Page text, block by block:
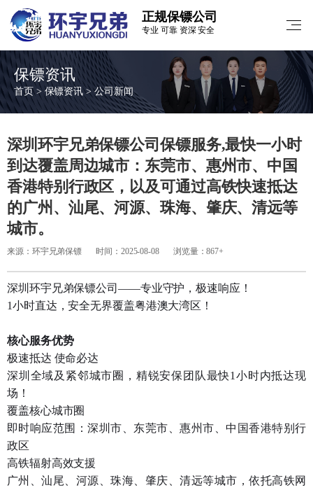
正规保镖公司
专业 可靠 资深 安全
保镖资讯
首页> 保镖资讯>公司新闻
深圳环宇兄弟保镖公司保镖服务,最快一小时
到达覆盖周边城市：东莞市、惠州市、中国
香港特别行政区，以及可通过高铁快速抵达
的广州、汕尾、河源、珠海、肇庆、清远等
城市。
来源：环宇兄弟保镖 时间：2025-08-08 浏览量：867+
深圳环宇兄弟保镖公司——专业守护，极速响应！
1小时直达，安全无界覆盖粤港澳大湾区！
核心服务优势
极速抵达 使命必达
深圳全域及紧邻城市圈，精锐安保团队最快1小时内抵达现
场！
覆盖核心城市圈
即时响应范围：深圳市、东莞市、惠州市、中国香港特别行
政区
高铁辐射高效支援
广州、汕尾、河源、珠海、肇庆、清远等城市，依托高铁网